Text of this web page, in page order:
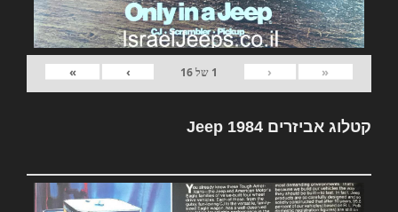
«
‹
1 של16
›
»
קטלוג אביזרים Jeep 1984